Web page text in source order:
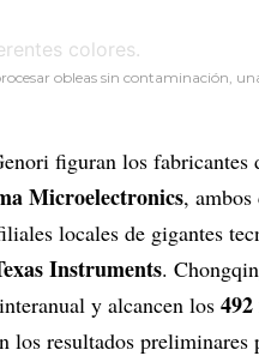
obleas sin contaminación,
figuran los fabricantes
Microelectronics, ambos
locales de gigantes
Instruments.
interanual y alcancen los
los resultados